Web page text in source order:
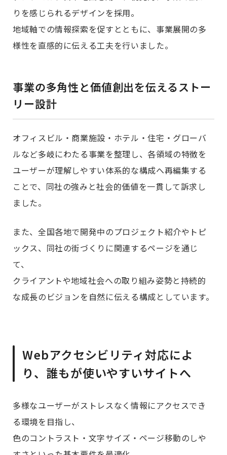
りを感じられるデザインを採用。
地域軸での情報探索を促すとともに、事業展開の多
様性を直感的に伝える工夫を行いました。
事業の多角性と価値創出を伝えるストー
リー設計
オフィスビル・商業施設・ホテル・住宅・グローバ
ルなど多岐にわたる事業を整理し、各領域の特徴を
ユーザーが理解しやすい体系的な構成へ再編集する
ことで、同社の強みと社会的価値を一貫して訴求し
ました。
また、全国各地で開発中のプロジェクト紹介やトピ
ックス、同社の街づくりに関連するページを通じ
て、
クライアントや地域社会への取り組み姿勢と持続的
な成長のビジョンを自然に伝える構成としています。
Webアクセシビリティ対応によ
り、誰もが使いやすいサイトへ
多様なユーザーがストレスなく情報にアクセスでき
る環境を目指し、
色のコントラスト・文字サイズ・ページ移動のしや